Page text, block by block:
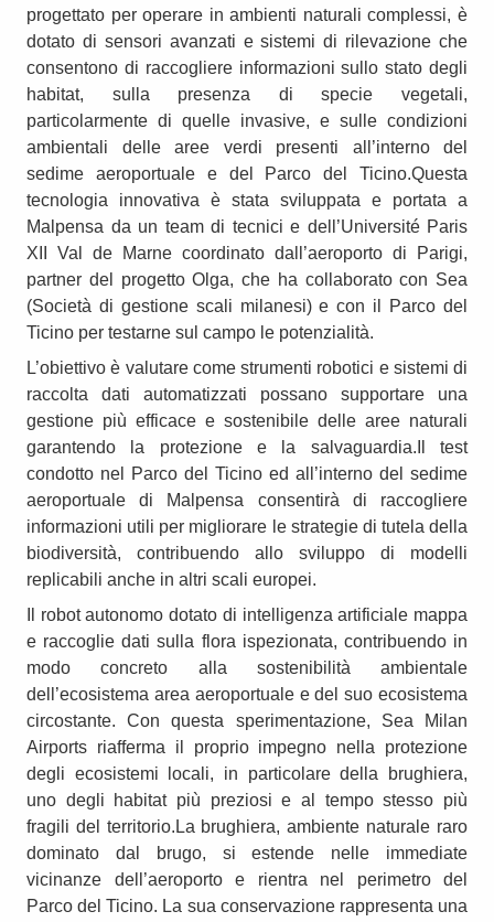
progettato per operare in ambienti naturali complessi, è
dotato di sensori avanzati e sistemi di rilevazione che
consentono di raccogliere informazioni sullo stato degli
habitat, sulla presenza di specie vegetali,
particolarmente di quelle invasive, e sulle condizioni
ambientali delle aree verdi presenti all’interno del
sedime aeroportuale e del Parco del Ticino.Questa
tecnologia innovativa è stata sviluppata e portata a
Malpensa da un team di tecnici e dell’Université Paris
XII Val de Marne coordinato dall’aeroporto di Parigi,
partner del progetto Olga, che ha collaborato con Sea
(Società di gestione scali milanesi) e con il Parco del
Ticino per testarne sul campo le potenzialità.
L’obiettivo è valutare come strumenti robotici e sistemi di
raccolta dati automatizzati possano supportare una
gestione più efficace e sostenibile delle aree naturali
garantendo la protezione e la salvaguardia.Il test
condotto nel Parco del Ticino ed all’interno del sedime
aeroportuale di Malpensa consentirà di raccogliere
informazioni utili per migliorare le strategie di tutela della
biodiversità, contribuendo allo sviluppo di modelli
replicabili anche in altri scali europei.
Il robot autonomo dotato di intelligenza artificiale mappa
e raccoglie dati sulla flora ispezionata, contribuendo in
modo concreto alla sostenibilità ambientale
dell’ecosistema area aeroportuale e del suo ecosistema
circostante. Con questa sperimentazione, Sea Milan
Airports riafferma il proprio impegno nella protezione
degli ecosistemi locali, in particolare della brughiera,
uno degli habitat più preziosi e al tempo stesso più
fragili del territorio.La brughiera, ambiente naturale raro
dominato dal brugo, si estende nelle immediate
vicinanze dell’aeroporto e rientra nel perimetro del
Parco del Ticino. La sua conservazione rappresenta una